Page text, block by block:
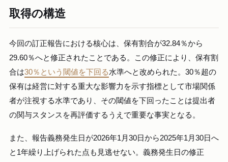
取得の構造
今回の訂正報告における核心は、保有割合が32.84％から
29.60％へと修正されたことである。この修正により、保有割
合は30％という閾値を下回る水準へと改められた。30％超の
保有は経営に対する重大な影響力を示す指標として市場関係
者が注視する水準であり、その閾値を下回ったことは提出者
の関与スタンスを再評価するうえで重要な事実となる。
また、報告義務発生日が2026年1月30日から2025年1月30日へ
と1年繰り上げられた点も見逃せない。義務発生日の修正